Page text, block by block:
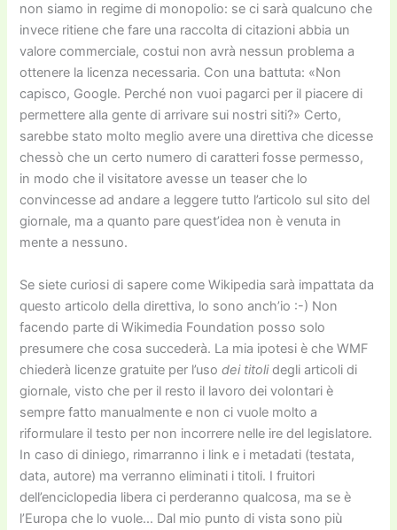
non siamo in regime di monopolio: se ci sarà qualcuno che
invece ritiene che fare una raccolta di citazioni abbia un
valore commerciale, costui non avrà nessun problema a
ottenere la licenza necessaria. Con una battuta: «Non
capisco, Google. Perché non vuoi pagarci per il piacere di
permettere alla gente di arrivare sui nostri siti?» Certo,
sarebbe stato molto meglio avere una direttiva che dicesse
chessò che un certo numero di caratteri fosse permesso,
in modo che il visitatore avesse un teaser che lo
convincesse ad andare a leggere tutto l’articolo sul sito del
giornale, ma a quanto pare quest’idea non è venuta in
mente a nessuno.
Se siete curiosi di sapere come Wikipedia sarà impattata da
questo articolo della direttiva, lo sono anch’io :-) Non
facendo parte di Wikimedia Foundation posso solo
presumere che cosa succederà. La mia ipotesi è che WMF
chiederà licenze gratuite per l’usodei titolidegli articoli di
giornale, visto che per il resto il lavoro dei volontari è
sempre fatto manualmente e non ci vuole molto a
riformulare il testo per non incorrere nelle ire del legislatore.
In caso di diniego, rimarranno i link e i metadati (testata,
data, autore) ma verranno eliminati i titoli. I fruitori
dell’enciclopedia libera ci perderanno qualcosa, ma se è
l’Europa che lo vuole… Dal mio punto di vista sono più